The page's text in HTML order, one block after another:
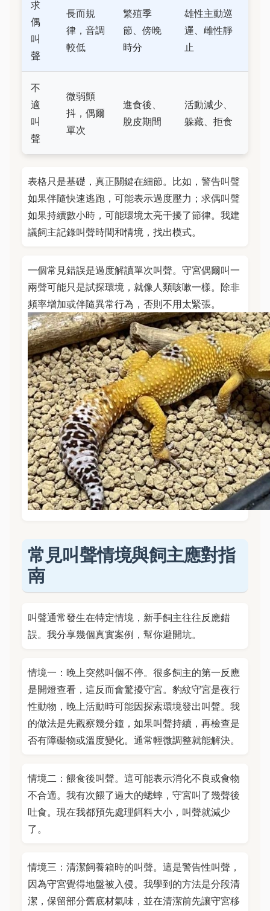
求
偶
叫
聲
長而規
律，音調
較低
繁殖季
節、傍晚
時分
雄性主動巡
邏、雌性靜
止
不
適
叫
聲
微弱顫
抖，偶爾
單次
進食後、
脫皮期間
活動減少、
躲藏、拒食
表格只是基礎，真正關鍵在細節。比如，警告叫聲
如果伴隨快速逃跑，可能表示過度壓力；求偶叫聲
如果持續數小時，可能環境太亮干擾了節律。我建
議飼主記錄叫聲時間和情境，找出模式。
一個常見錯誤是過度解讀單次叫聲。守宮偶爾叫一
兩聲可能只是試探環境，就像人類咳嗽一樣。除非
頻率增加或伴隨異常行為，否則不用太緊張。
常見叫聲情境與飼主應對指
南
叫聲通常發生在特定情境，新手飼主往往反應錯
誤。我分享幾個真實案例，幫你避開坑。
情境一：晚上突然叫個不停。很多飼主的第一反應
是開燈查看，這反而會驚擾守宮。豹紋守宮是夜行
性動物，晚上活動時可能因探索環境發出叫聲。我
的做法是先觀察幾分鐘，如果叫聲持續，再檢查是
否有障礙物或溫度變化。通常輕微調整就能解決。
情境二：餵食後叫聲。這可能表示消化不良或食物
不合適。我有次餵了過大的蟋蟀，守宮叫了幾聲後
吐食。現在我都預先處理餌料大小，叫聲就減少
了。
情境三：清潔飼養箱時的叫聲。這是警告性叫聲，
因為守宮覺得地盤被入侵。我學到的方法是分段清
潔，保留部分舊底材氣味，並在清潔前先讓守宮移